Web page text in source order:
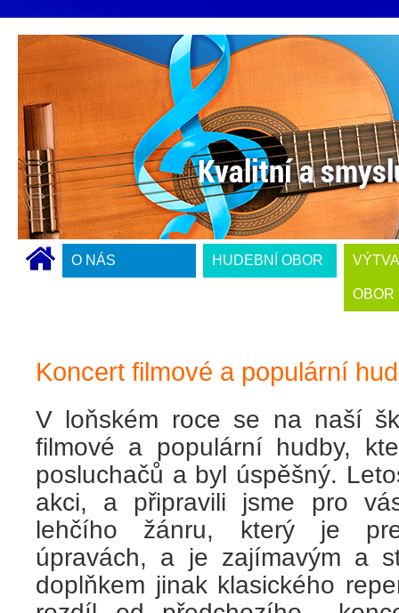
O NÁS HUDEBNÍ OBOR
OBOR
Koncert filmové a populární
V loňském roce se na naší
filmové a populární hudby,
posluchačů a byl úspěšný.
akci, a připravili jsme pro
lehčího žánru, který je
úpravách, a je zajímavým a
doplňkem jinak klasického